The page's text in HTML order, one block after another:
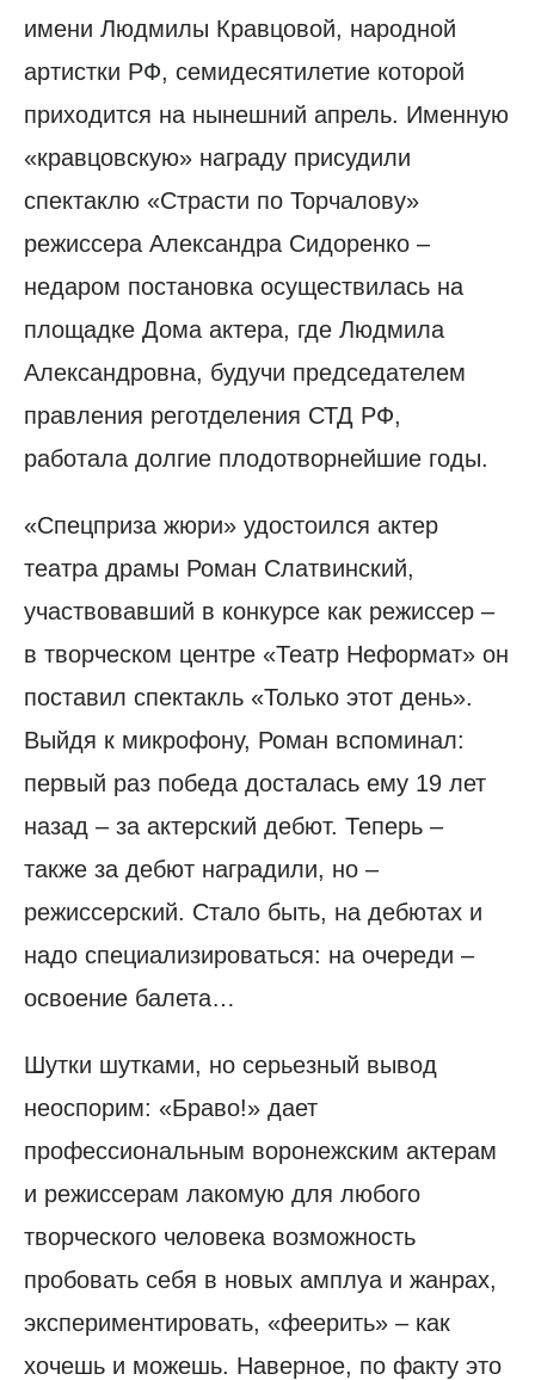
имени Людмилы Кравцовой, народной
артистки РФ, семидесятилетие которой
приходится на нынешний апрель. Именную
«кравцовскую» награду присудили
спектаклю «Страсти по Торчалову»
режиссера Александра Сидоренко –
недаром постановка осуществилась на
площадке Дома актера, где Людмила
Александровна, будучи председателем
правления реготделения СТД РФ,
работала долгие плодотворнейшие годы.
«Спецприза жюри» удостоился актер
театра драмы Роман Слатвинский,
участвовавший в конкурсе как режиссер –
в творческом центре «Театр Неформат» он
поставил спектакль «Только этот день».
Выйдя к микрофону, Роман вспоминал:
первый раз победа досталась ему 19 лет
назад – за актерский дебют. Теперь –
также за дебют наградили, но –
режиссерский. Стало быть, на дебютах и
надо специализироваться: на очереди –
освоение балета…
Шутки шутками, но серьезный вывод
неоспорим: «Браво!» дает
профессиональным воронежским актерам
и режиссерам лакомую для любого
творческого человека возможность
пробовать себя в новых амплуа и жанрах,
экспериментировать, «феерить» – как
хочешь и можешь. Наверное, по факту это